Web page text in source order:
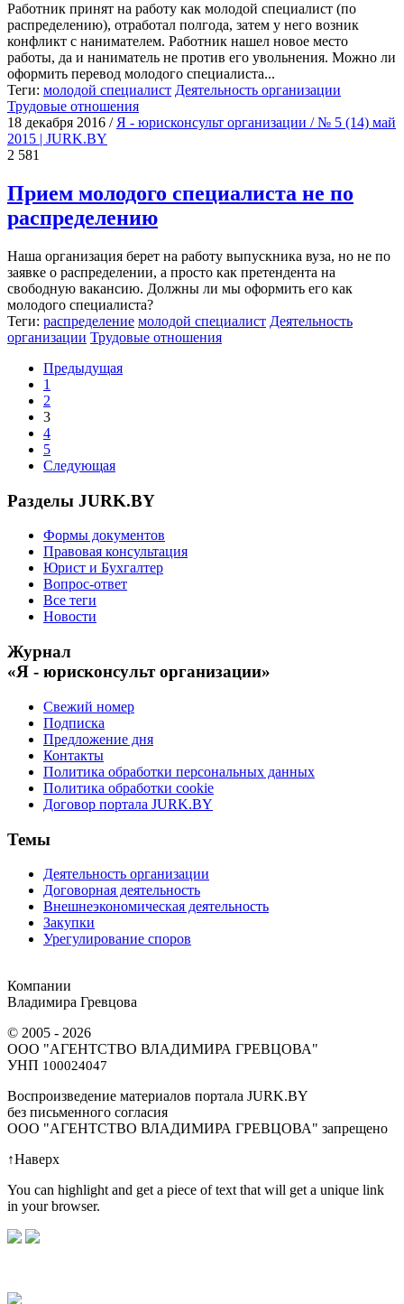
Работник принят на работу как молодой специалист (по
распределению), отработал полгода, затем у него возник
конфликт с нанимателем. Работник нашел новое место
работы, да и наниматель не против его увольнения. Можно ли
оформить перевод молодого специалиста...
Теги: молодой специалист Деятельность организации
Трудовые отношения
18 декабря 2016 / Я - юрисконсульт организации / № 5 (14) май
2015 | JURK.BY
2 581
Прием молодого специалиста не по
распределению
Наша организация берет на работу выпускника вуза, но не по
заявке о распределении, а просто как претендента на
свободную вакансию. Должны ли мы оформить его как
молодого специалиста?
Теги: распределение молодой специалист Деятельность
организации Трудовые отношения
Предыдущая
1
2
3
4
5
Следующая
Разделы JURK.BY
Формы документов
Правовая консультация
Юрист и Бухгалтер
Вопрос-ответ
Все теги
Новости
Журнал
«Я - юрисконсульт организации»
Свежий номер
Подписка
Предложение дня
Контакты
Политика обработки персональных данных
Политика обработки cookie
Договор портала JURK.BY
Темы
Деятельность организации
Договорная деятельность
Внешнеэкономическая деятельность
Закупки
Урегулирование споров
Компании
Владимира Гревцова
© 2005 - 2026
ООО "АГЕНТСТВО ВЛАДИМИРА ГРЕВЦОВА"
УНП 100024047
Воспроизведение материалов портала JURK.BY
без письменного согласия
OOO "АГЕНТСТВО ВЛАДИМИРА ГРЕВЦОВА" запрещено
↑Наверх
You can highlight and get a piece of text that will get a unique link
in your browser.